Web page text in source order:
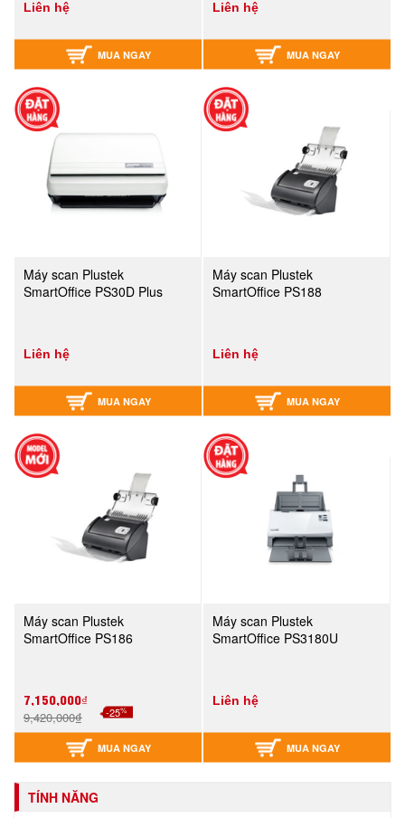
Liên hệ
MUA NGAY
Liên hệ
MUA NGAY
Máy scan Plustek
SmartOffice PS30D Plus
Liên hệ
MUA NGAY
Máy scan Plustek
SmartOffice PS188
Liên hệ
MUA NGAY
Máy scan Plustek
SmartOffice PS186
7,150,000₫
9,420,000₫ -25%
MUA NGAY
Máy scan Plustek
SmartOffice PS3180U
Liên hệ
MUA NGAY
TÍNH NĂNG